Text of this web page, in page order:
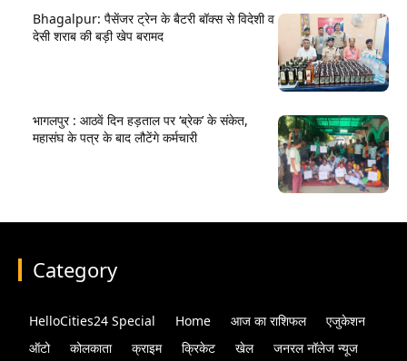
Bhagalpur: पैसेंजर ट्रेन के बैटरी बॉक्स से विदेशी व
देसी शराब की बड़ी खेप बरामद
भागलपुर : आठवें दिन हड़ताल पर ‘ब्रेक’ के संकेत,
महासंघ के पत्र के बाद लौटेंगे कर्मचारी
Category
HelloCities24 Special Home आज का राशिफल
एजुकेशन
ऑटो
कोलकाता क्राइम क्रिकेट खेल
जनरल नॉलेज न्यूज